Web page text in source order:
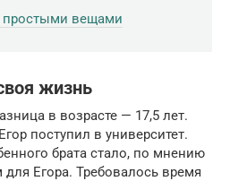
простыми вещами
жизнь
в возрасте — 17,5 лет.
поступил в университет.
брата стало, по мнению
Егора. Требовалось время